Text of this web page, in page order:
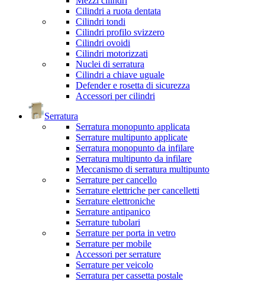
Cilindri a ruota dentata
Cilindri tondi
Cilindri profilo svizzero
Cilindri ovoidi
Cilindri motorizzati
Nuclei di serratura
Cilindri a chiave uguale
Defender e rosetta di sicurezza
Accessori per cilindri
Serratura
Serratura monopunto applicata
Serrature multipunto applicate
Serratura monopunto da infilare
Serratura multipunto da infilare
Meccanismo di serratura multipunto
Serrature per cancello
Serrature elettriche per cancelletti
Serrature elettroniche
Serrature antipanico
Serrature tubolari
Serrature per porta in vetro
Serrature per mobile
Accessori per serrature
Serrature per veicolo
Serratura per cassetta postale